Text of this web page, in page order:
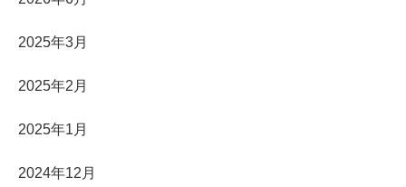
2025年3月
2025年2月
2025年1月
2024年12月